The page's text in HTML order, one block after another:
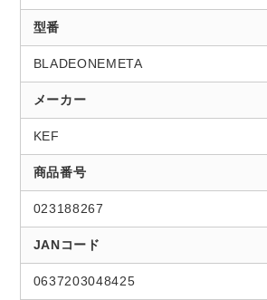
型番
BLADEONEMETA
メーカー
KEF
商品番号
023188267
JANコード
0637203048425